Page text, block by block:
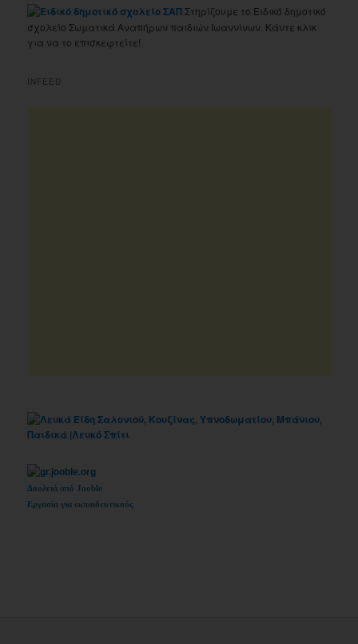
Στηρίζουμε το Ειδικό δημοτικό
σχολείο Σωματικά Αναπήρων παιδιών Ιωαννίνων. Κάντε κλικ
για να το επισκεφτείτε!
INFEED
Δουλειά από Jooble
Εργασία για εκπαιδευτικούς